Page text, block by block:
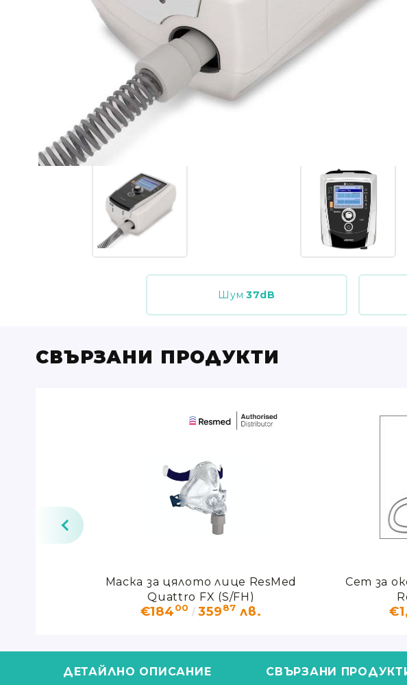
Шум 37dB
СВЪРЗАНИ ПРОДУКТИ
Маска за цялото лице ResMed
Quattro FX (S/FH)
€18400 35987 лв.
Сет за
ДЕТАЙЛНО ОПИСАНИЕ СВЪРЗАНИ